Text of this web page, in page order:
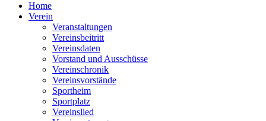
Home
Verein
Veranstaltungen
Vereinsbeitritt
Vereinsdaten
Vorstand und Ausschüsse
Vereinschronik
Vereinsvorstände
Sportheim
Sportplatz
Vereinslied